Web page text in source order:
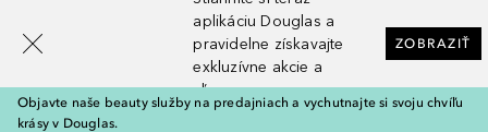
aplikáciu Douglas a
pravidelne získavajte
exkluzívne akcie a
zľavy
ZOBRAZIŤ
Objavte naše beauty služby na predajniach a vychutnajte si svoju chvíľu
krásy v Douglas.
[navigation.slideout.screenreader]